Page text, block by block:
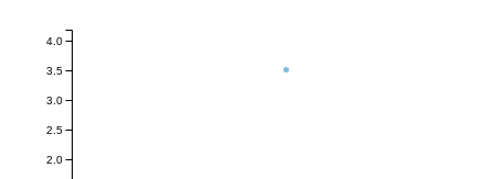
2.0
2.5
3.0
3.5
4.0